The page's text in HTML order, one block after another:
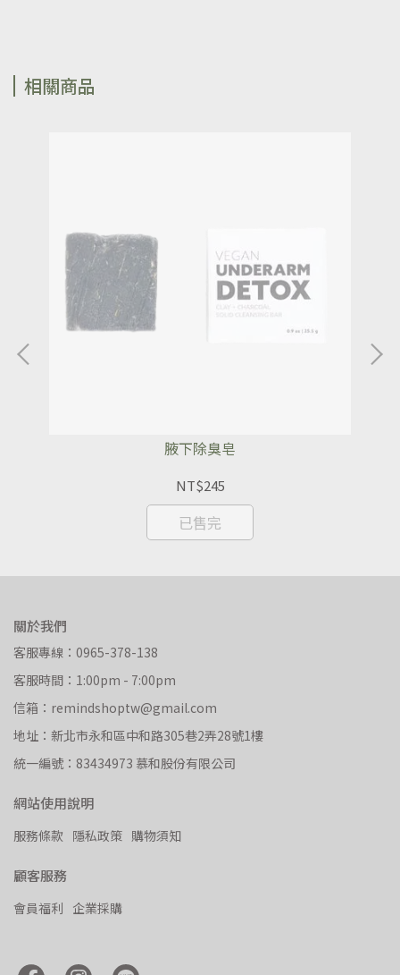
相關商品
腋下除臭皂
NT$245
已售完
關於我們
客服專線：0965-378-138
客服時間：1:00pm - 7:00pm
信箱：remindshoptw@gmail.com
地址：新北市永和區中和路305巷2弄28號1樓
統一編號：83434973 慕和股份有限公司
網站使用說明
服務條款 隱私政策 購物須知
顧客服務
會員福利 企業採購